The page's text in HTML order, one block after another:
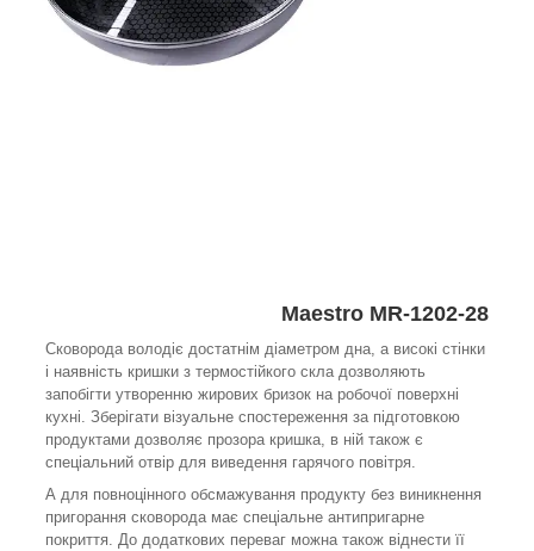
Maestro MR-1202-28
Сковорода володіє достатнім діаметром дна, а високі стінки
і наявність кришки з термостійкого скла дозволяють
запобігти утворенню жирових бризок на робочої поверхні
кухні. Зберігати візуальне спостереження за підготовкою
продуктами дозволяє прозора кришка, в ній також є
спеціальний отвір для виведення гарячого повітря.
А для повноцінного обсмажування продукту без виникнення
пригорання сковорода має спеціальне антипригарне
покриття. До додаткових переваг можна також віднести її